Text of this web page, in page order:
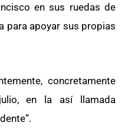
en sus ruedas de
para apoyar sus propias
concretamente
en la así llamada